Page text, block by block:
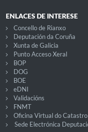
ENLACES DE INTERESE
Concello de Rianxo
Deputación da Coruña
Xunta de Galicia
Punto Acceso Xeral
BOP
DOG
BOE
eDNI
Validacións
FNMT
Oficina Virtual do Catastro
Sede Electrónica